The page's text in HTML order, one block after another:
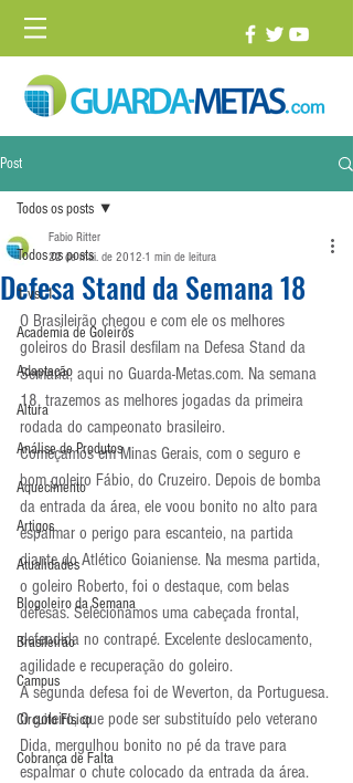
Post
Todos os posts
1 vs. 1
Academia de Goleiros
Adaptação
Altura
Análise de Produtos
Aquecimento
Artigos
Atualidades
Blogoleiro da Semana
Brasileirão
Campus
Circuito Físico
Cobrança de Falta
Todos os posts
Defesa Stand da Semana 18
Fabio Ritter
22 de mai. de 2012 1 min de leitura
O Brasileirão chegou e com ele os melhores
goleiros do Brasil desfilam na Defesa Stand da
Semana, aqui no Guarda-Metas.com. Na semana
18, trazemos as melhores jogadas da primeira
rodada do campeonato brasileiro.
Começamos em Minas Gerais, com o seguro e
bom goleiro Fábio, do Cruzeiro. Depois de bomba
da entrada da área, ele voou bonito no alto para
espalmar o perigo para escanteio, na partida
diante do Atlético Goianiense. Na mesma partida,
o goleiro Roberto, foi o destaque, com belas
defesas. Selecionamos uma cabeçada frontal,
defendida no contrapé. Excelente deslocamento,
agilidade e recuperação do goleiro.
A segunda defesa foi de Weverton, da Portuguesa.
O goleiro, que pode ser substituído pelo veterano
Dida, mergulhou bonito no pé da trave para
espalmar o chute colocado da entrada da área.